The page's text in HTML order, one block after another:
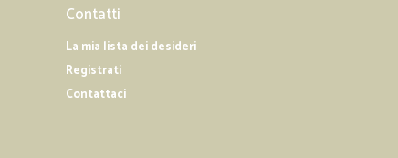
Contatti
La mia lista dei desideri
Registrati
Contattaci